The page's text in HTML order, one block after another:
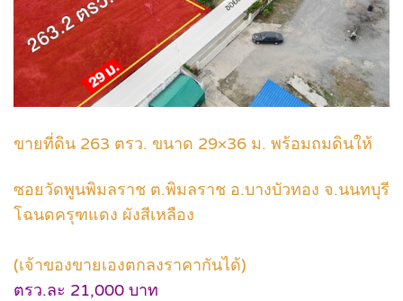
ขายที่ดิน 263 ตรว. ขนาด 29×36 ม. พร้อมถมดินให้
ซอยวัดพูนพิมลราช ต.พิมลราช อ.บางบัวทอง จ.นนทบุรี
โฉนดครุฑแดง ผังสีเหลือง
(เจ้าของขายเองตกลงราคากันได้)
ตรว.ละ 21,000 บาท